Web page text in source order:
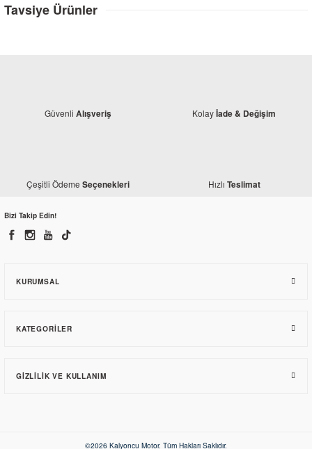
Tavsiye Ürünler
170,78 TL
Güvenli Alışveriş Kolayİade & Değişim
Çeşitli Ödeme Seçenekleri Hızlı Teslimat
Bizi Takip Edin!
KURUMSAL
KATEGORILER
GIZLILIK VE KULLANIM
©2026 Kalyoncu Motor. Tüm Hakları Saklıdır.